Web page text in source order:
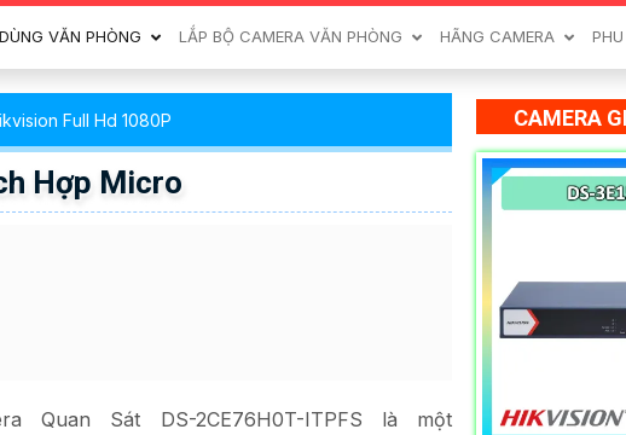
VĂN PHÒNG LẮP BỘ CAMERA VĂN PHÒNG HÃNG CAMERA
Full Hd 1080P
Hợp Micro
Quan Sát DS-2CE76H0T-ITPFS là một
CAMERA